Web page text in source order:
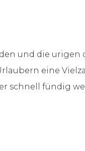
und die
eine
schnell fündig